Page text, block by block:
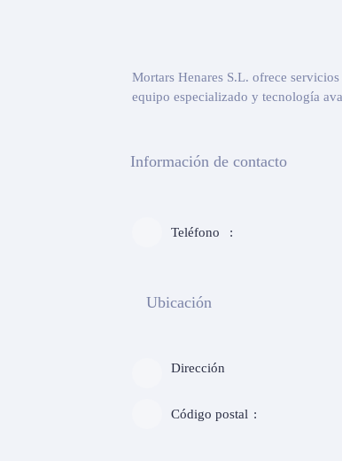
Mortars Henares S.L. ofrece
equipo especializado y tecnología
Información de contacto
Teléfono
Ubicación
Dirección
Código postal